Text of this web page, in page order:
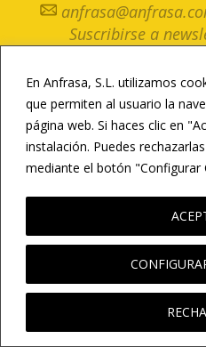
En Anfrasa, S.L. utilizamos
que permiten al usuario la
página web. Si haces clic en
instalación. Puedes
mediante el botón "Configurar
Suscribirse a
© Copyright / Todos los derechos
Privacidad/Política